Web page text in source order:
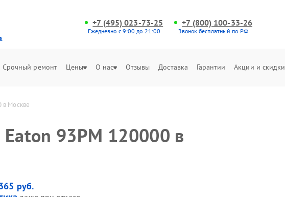
+7 (495) 023-73-25
Ежедневно с 9:00 до 21:00
+7 (800) 100-33-26
Звонок бесплатный по РФ
Срочный ремонт Цены О нас Отзывы Доставка Гарантии Акции и скидки
в Москве
93PM 120000 в
руб.